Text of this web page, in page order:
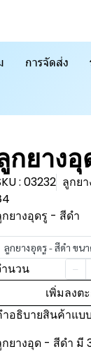
การจัดส่ง
กยาง
: 03232 ลูกย
ยางอุดรู - สีดำ
ลูกยางอุดรู - สีดำ ขน
นวน
เพิ่มลงต
อธิบายสินค้าแบ
ยางอุด - สีดำ มี